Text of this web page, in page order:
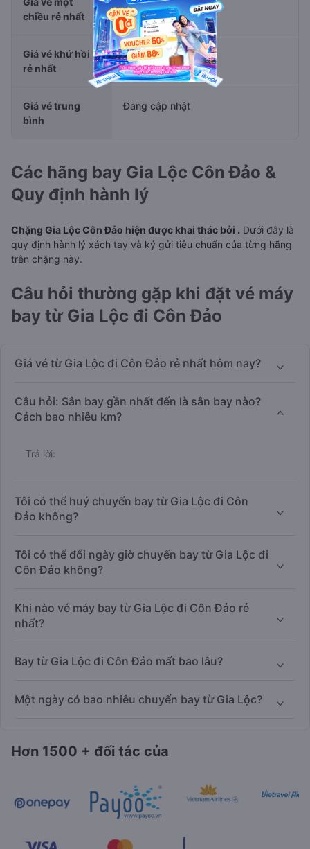
chiều rẻ nhất
Giá vé khứ hồi
rẻ nhất
Đang cập nhật
Giá vé trung
bình
Đang cập nhật
Các hãng bay Gia Lộc Côn Đảo &
Quy định hành lý
Chặng Gia Lộc Côn Đảo hiện được khai thác bởi . Dưới đây là
quy định hành lý xách tay và ký gửi tiêu chuẩn của từng hãng
trên chặng này.
Câu hỏi thường gặp khi đặt vé máy
bay từ Gia Lộc đi Côn Đảo
Giá vé từ Gia Lộc đi Côn Đảo rẻ nhất hôm nay?
Câu hỏi: Sân bay gần nhất đến là sân bay nào?
Cách bao nhiêu km?
Trả lời:
Tôi có thể huý chuyến bay từ Gia Lộc đi Côn
Đảo không?
Tôi có thể đổi ngày giờ chuyến bay từ Gia Lộc đi
Côn Đảo không?
Khi nào vé máy bay từ Gia Lộc đi Côn Đảo rẻ
nhất?
Bay từ Gia Lộc đi Côn Đảo mất bao lâu?
Một ngày có bao nhiêu chuyến bay từ Gia Lộc?
Hơn 1500 + đối tác của